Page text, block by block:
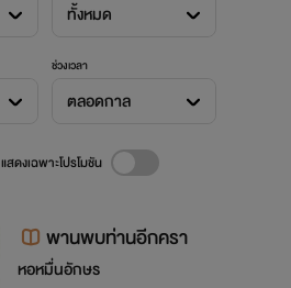
ทั้งหมด
ช่วงเวลา
ตลอดกาล
แสดงเฉพาะโปรโมชัน
พานพบท่านอีกครา
หอหมื่นอักษร